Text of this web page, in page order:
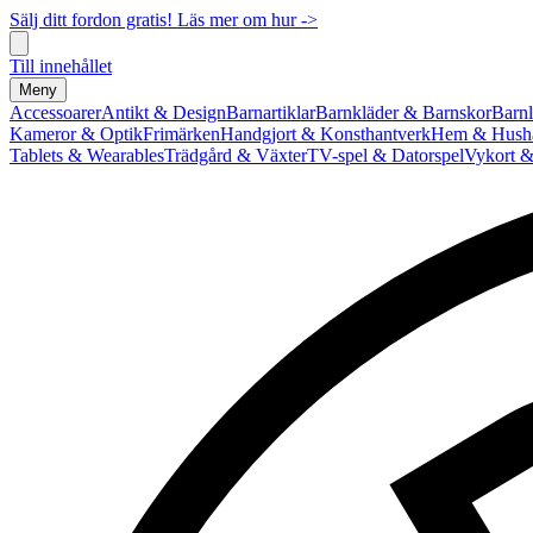
Sälj ditt fordon gratis! Läs mer om hur ->
Till innehållet
Meny
AccessoarerAntikt & DesignBarnartiklarBarnkläder & Barnskor
Kameror & OptikFrimärkenHandgjort & KonsthantverkHem &
Tablets & WearablesTrädgård & VäxterTV-spel & DatorspelVykort